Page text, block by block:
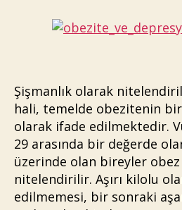
Şişmanlık olarak
hali, temelde obezitenin
olarak ifade edilmektedir.
29 arasında bir değerde
üzerinde olan bireyler
nitelendirilir. Aşırı kilolu
edilmemesi, bir sonraki